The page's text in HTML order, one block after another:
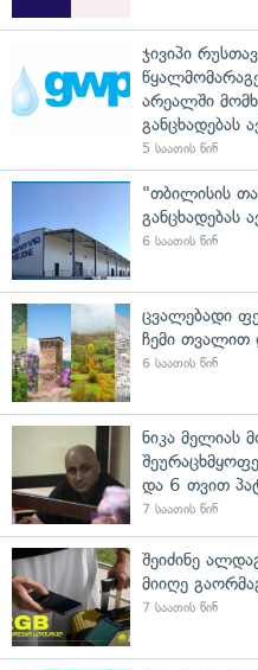
ჯივიპი
არეალში
განცხადებას
5 საათის წინ
"თბილისის
განცხადებას
6 საათის წინ
ცვალებადი
ჩემი თვალით
6 საათის წინ
ნიკა მელიას
და 6 თვით
7 საათის წინ
შეიძინე
მიიღე
7 საათის წინ